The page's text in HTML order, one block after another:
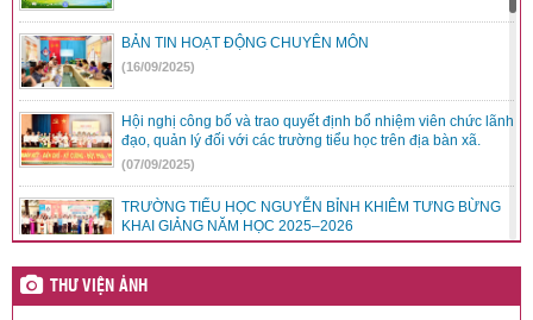
Chào mừng Ngày nhà giáo Việt Nam 20-11 nắm 2023
Đăng ngày: 20/11/2023
Mua máy tính bàn Đà Nẵng chính hãng, giá cực tốt tại Sky
Computer
Đăng ngày: 02/03/2020
Nghề điện lạnh có tương lai không? Ra trường làm gì
Đăng ngày: 20/05/2018
Cách giặt thú nhồi bông bằng máy giặt tại nhà
Đăng ngày: 27/11/2017
Đăng ngày: 14/08/2017
BẢN TIN HOẠT ĐỘNG CHUYÊN MÔN
(16/09/2025)
Hội nghị công bố và trao quyết định bổ nhiệm viên chức lãnh
đạo, quản lý đối với các trường tiểu học trên địa bàn xã.
(07/09/2025)
TRƯỜNG TIỂU HỌC NGUYỄN BỈNH KHIÊM TƯNG BỪNG
KHAI GIẢNG NĂM HỌC 2025–2026
Trường Tiểu học Nguyễn Bỉnh Khiêm hưởng ứng phong trào
THƯ VIỆN ẢNH